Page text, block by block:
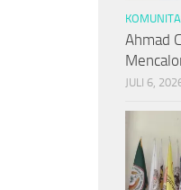
Ahmad
JULI 6,